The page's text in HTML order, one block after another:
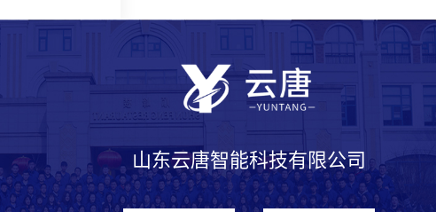
山东云唐智能科技有限公司